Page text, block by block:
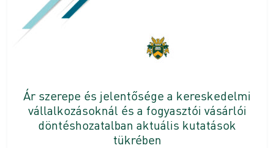
Ár szerepe és jelentősége a kereskedelmi
vállalkozásoknál és a fogyasztói vásárlói
döntéshozatalban aktuális kutatások
tükrében